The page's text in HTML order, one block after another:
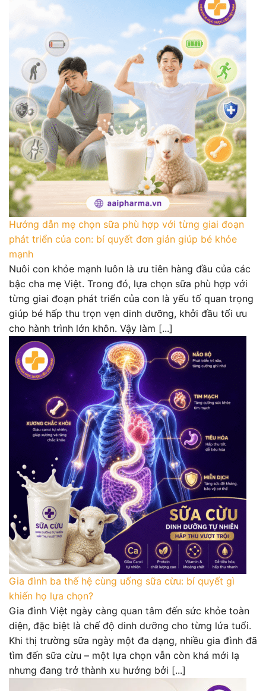
Hướng dẫn mẹ chọn sữa phù hợp với từng giai đoạn
phát triển của con: bí quyết đơn giản giúp bé khỏe
mạnh
Nuôi con khỏe mạnh luôn là ưu tiên hàng đầu của các
bậc cha mẹ Việt. Trong đó, lựa chọn sữa phù hợp với
từng giai đoạn phát triển của con là yếu tố quan trọng
giúp bé hấp thu trọn vẹn dinh dưỡng, khởi đầu tối ưu
cho hành trình lớn khôn. Vậy làm [...]
Gia đình ba thế hệ cùng uống sữa cừu: bí quyết gì
khiến họ lựa chọn?
Gia đình Việt ngày càng quan tâm đến sức khỏe toàn
diện, đặc biệt là chế độ dinh dưỡng cho từng lứa tuổi.
Khi thị trường sữa ngày một đa dạng, nhiều gia đình đã
tìm đến sữa cừu – một lựa chọn vẫn còn khá mới lạ
nhưng đang trở thành xu hướng bởi [...]